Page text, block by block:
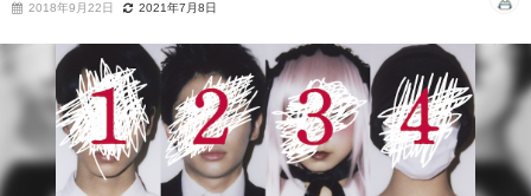
2018年9月22日 2021年7月8日